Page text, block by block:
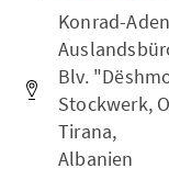
Konrad-
Blv.
Stockwerk,
Tirana,
Albanien